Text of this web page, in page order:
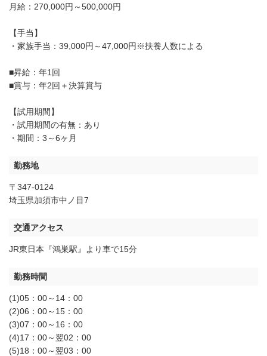
月給：270,000円～500,000円
【手当】
・家族手当：39,000円～47,000円※扶養人数による
■昇給：年1回
■賞与：年2回＋決算賞与
【試用期間】
・試用期間の有無：あり
・期間：3～6ヶ月
勤務地
〒347-0124
埼玉県加須市中ノ目7
交通アクセス
JR東日本『鴻巣駅』より車で15分
勤務時間
(1)05：00～14：00
(2)06：00～15：00
(3)07：00～16：00
(4)17：00～翌02：00
(5)18：00～翌03：00